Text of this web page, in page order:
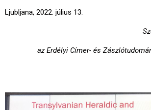
Ljubljana, 2022. július 13.
az Erdélyi Címer- és